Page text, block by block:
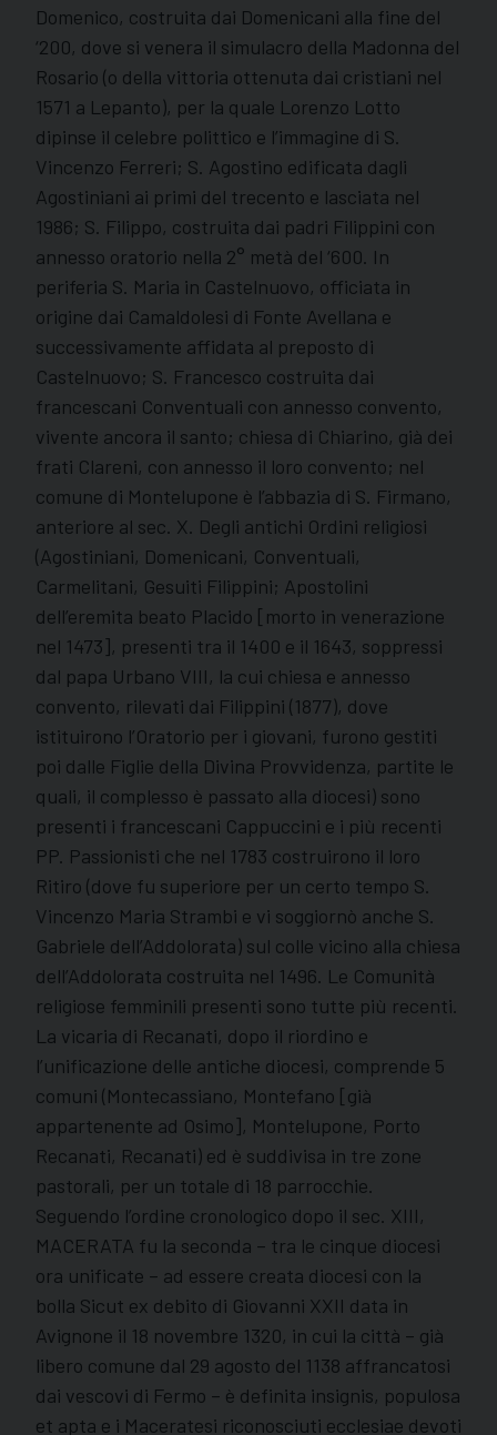
Domenico, costruita dai Domenicani alla fine del
‘200, dove si venera il simulacro della Madonna del
Rosario (o della vittoria ottenuta dai cristiani nel
1571 a Lepanto), per la quale Lorenzo Lotto
dipinse il celebre polittico e l’immagine di S.
Vincenzo Ferreri; S. Agostino edificata dagli
Agostiniani ai primi del trecento e lasciata nel
1986; S. Filippo, costruita dai padri Filippini con
annesso oratorio nella 2° metà del ‘600. In
periferia S. Maria in Castelnuovo, officiata in
origine dai Camaldolesi di Fonte Avellana e
successivamente affidata al preposto di
Castelnuovo; S. Francesco costruita dai
francescani Conventuali con annesso convento,
vivente ancora il santo; chiesa di Chiarino, già dei
frati Clareni, con annesso il loro convento; nel
comune di Montelupone è l’abbazia di S. Firmano,
anteriore al sec. X. Degli antichi Ordini religiosi
(Agostiniani, Domenicani, Conventuali,
Carmelitani, Gesuiti Filippini; Apostolini
dell’eremita beato Placido [morto in venerazione
nel 1473], presenti tra il 1400 e il 1643, soppressi
dal papa Urbano VIII, la cui chiesa e annesso
convento, rilevati dai Filippini (1877), dove
istituirono l’Oratorio per i giovani, furono gestiti
poi dalle Figlie della Divina Provvidenza, partite le
quali, il complesso è passato alla diocesi) sono
presenti i francescani Cappuccini e i più recenti
PP. Passionisti che nel 1783 costruirono il loro
Ritiro (dove fu superiore per un certo tempo S.
Vincenzo Maria Strambi e vi soggiornò anche S.
Gabriele dell’Addolorata) sul colle vicino alla chiesa
dell’Addolorata costruita nel 1496. Le Comunità
religiose femminili presenti sono tutte più recenti.
La vicaria di Recanati, dopo il riordino e
l’unificazione delle antiche diocesi, comprende 5
comuni (Montecassiano, Montefano [già
appartenente ad Osimo], Montelupone, Porto
Recanati, Recanati) ed è suddivisa in tre zone
pastorali, per un totale di 18 parrocchie.
Seguendo l’ordine cronologico dopo il sec. XIII,
MACERATA fu la seconda – tra le cinque diocesi
ora unificate – ad essere creata diocesi con la
bolla Sicut ex debito di Giovanni XXII data in
Avignone il 18 novembre 1320, in cui la città – già
libero comune dal 29 agosto del 1138 affrancatosi
dai vescovi di Fermo – è definita insignis, populosa
et apta e i Maceratesi riconosciuti ecclesiae devoti